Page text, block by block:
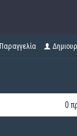
Παραγγελία
0